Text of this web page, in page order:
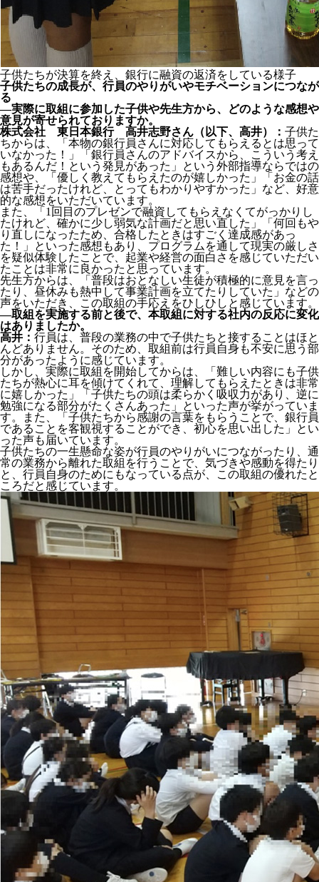
子供たちが決算を終え、銀行に融資の返済をしている様子
子供たちの成長が、行員のやりがいやモチベーションにつなが
る
―実際に取組に参加した子供や先生方から、どのような感想や
意見が寄せられておりますか。
株式会社 東日本銀行 高井志野さん（以下、高井）： 子供た
ちからは、「本物の銀行員さんに対応してもらえるとは思って
いなかった！」「銀行員さんのアドバイスから、こういう考え
もあるんだ！という発見があった」という外部指導ならではの
感想や、「優しく教えてもらえたのが嬉しかった」「お金の話
は苦手だったけれど、とってもわかりやすかった」など、好意
的な感想をいただいています。
また、「1回目のプレゼンで融資してもらえなくてがっかりし
たけれど、確かに少し弱気な計画だと思い直した」「何回もや
り直しになったため、合格したときはすごく達成感があっ
た！」といった感想もあり、プログラムを通して現実の厳しさ
を疑似体験したことで、起業や経営の面白さを感じていただい
たことは非常に良かったと思っています。
先生方からは、「普段はおとなしい生徒が積極的に意見を言っ
たり、昼休みも熱中して事業計画を立てたりしていた」などの
声をいただき、この取組の手応えをひしひしと感じています。
―取組を実施する前と後で、本取組に対する社内の反応に変化
はありましたか。
高井： 行員は、普段の業務の中で子供たちと接することはほと
んどありません。そのため、取組前は行員自身も不安に思う部
分があったように感じています。
しかし、実際に取組を開始してからは、「難しい内容にも子供
たちが熱心に耳を傾けてくれて、理解してもらえたときは非常
に嬉しかった」「子供たちの頭は柔らかく吸収力があり、逆に
勉強になる部分がたくさんあった」といった声が挙がっていま
す。また、「子供たちから感謝の言葉をもらうことで、銀行員
であることを客観視することができ、初心を思い出した」とい
った声も届いています。
子供たちの一生懸命な姿が行員のやりがいにつながったり、通
常の業務から離れた取組を行うことで、気づきや感動を得たり
と、行員自身のためにもなっている点が、この取組の優れたと
ころだと感じています。